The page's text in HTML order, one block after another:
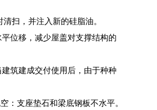
扫，并注入新的硅脂油。
位移，减少屋盖对支撑结构的
筑建成交付使用后，由于种种
：支座垫石和梁底钢板不水平。